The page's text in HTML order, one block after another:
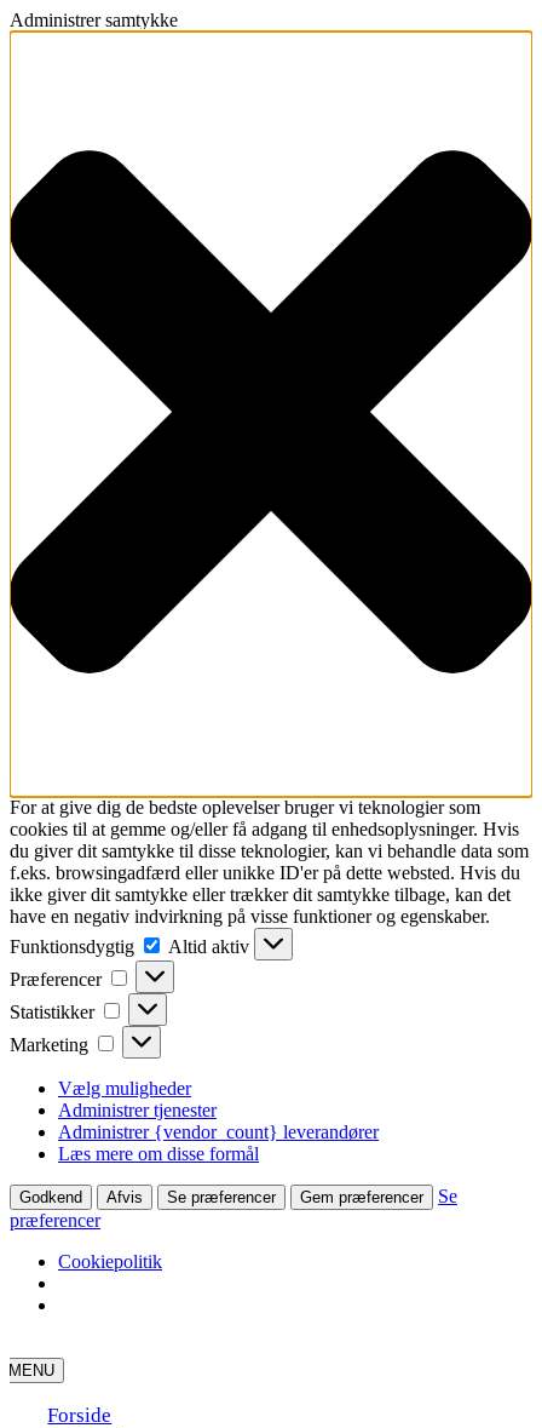
Administrer samtykke
For at give dig de bedste oplevelser bruger vi teknologier som
cookies til at gemme og/eller få adgang til enhedsoplysninger. Hvis
du giver dit samtykke til disse teknologier, kan vi behandle data som
f.eks. browsingadfærd eller unikke ID'er på dette websted. Hvis du
ikke giver dit samtykke eller trækker dit samtykke tilbage, kan det
have en negativ indvirkning på visse funktioner og egenskaber.
Funktionsdygtig
Funktionsdygtig
Altid aktiv
Præferencer
Præferencer
Statistikker Statistikker
Marketing Marketing
Vælg muligheder
Administrer tjenester
Administrer {vendor_count} leverandører
Læs mere om disse formål
Godkend Afvis Se præferencer Gem præferencer
Se
præferencer
Cookiepolitik
to
content
MENU
Forside